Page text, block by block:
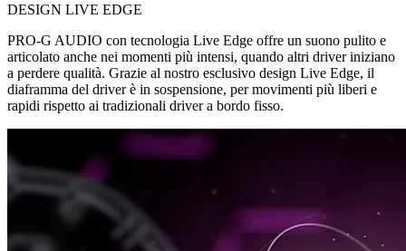
DESIGN LIVE EDGE
PRO-G AUDIO con tecnologia Live Edge offre un suono pulito e
articolato anche nei momenti più intensi, quando altri driver iniziano
a perdere qualità. Grazie al nostro esclusivo design Live Edge, il
diaframma del driver è in sospensione, per movimenti più liberi e
rapidi rispetto ai tradizionali driver a bordo fisso.